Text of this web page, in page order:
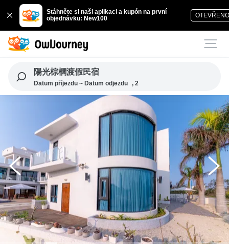
Stáhněte si naši aplikaci a kupón na první
objednávku: New100
陽光棕櫚渡假民宿
Datum příjezdu ~ Datum odjezdu , 2